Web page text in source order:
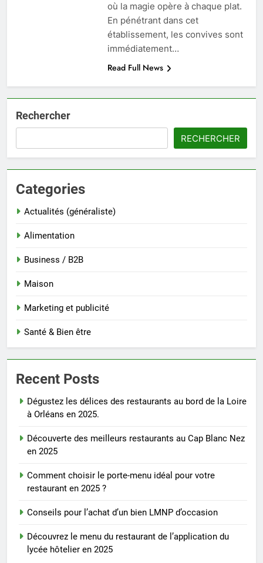
où la magie opère à chaque plat.
En pénétrant dans cet
établissement, les convives sont
immédiatement…
Read Full News
Rechercher
RECHERCHER
Categories
Actualités (généraliste)
Alimentation
Business / B2B
Maison
Marketing et publicité
Santé & Bien être
Recent Posts
Dégustez les délices des restaurants au bord de la Loire
à Orléans en 2025.
Découverte des meilleurs restaurants au Cap Blanc Nez
en 2025
Comment choisir le porte-menu idéal pour votre
restaurant en 2025 ?
Conseils pour l’achat d’un bien LMNP d’occasion
Découvrez le menu du restaurant de l’application du
lycée hôtelier en 2025